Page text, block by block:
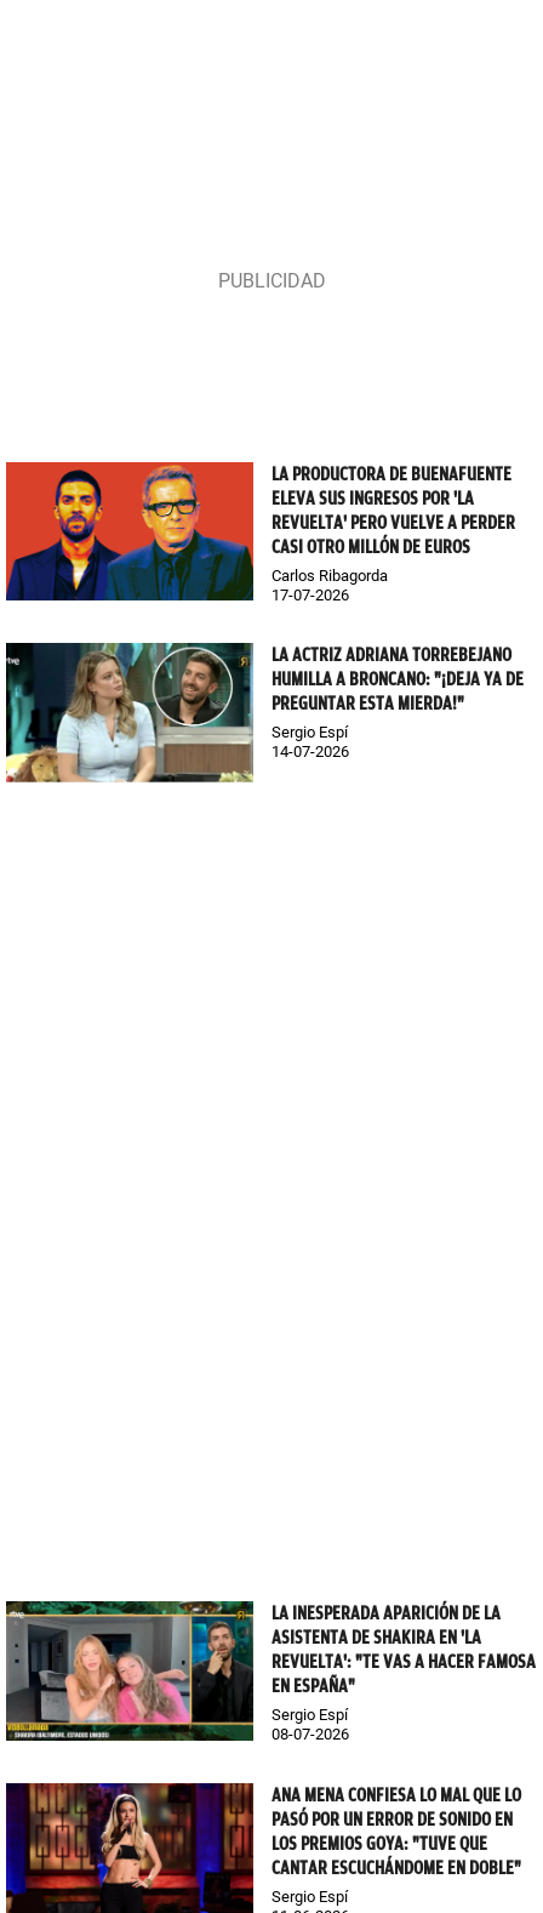
LA PRODUCTORA DE BUENAFUENTE
ELEVA SUS INGRESOS POR 'LA
REVUELTA' PERO VUELVE A PERDER
CASI OTRO MILLÓN DE EUROS
Carlos Ribagorda
17-07-2026
LA ACTRIZ ADRIANA TORREBEJANO
HUMILLA A BRONCANO: "¡DEJA YA DE
PREGUNTAR ESTA MIERDA!"
Sergio Espí
14-07-2026
LA INESPERADA APARICIÓN DE LA
ASISTENTA DE SHAKIRA EN 'LA
REVUELTA': "TE VAS A HACER FAMOSA
EN ESPAÑA"
Sergio Espí
08-07-2026
ANA MENA CONFIESA LO MAL QUE LO
PASÓ POR UN ERROR DE SONIDO EN
LOS PREMIOS GOYA: "TUVE QUE
CANTAR ESCUCHÁNDOME EN DOBLE"
Sergio Espí